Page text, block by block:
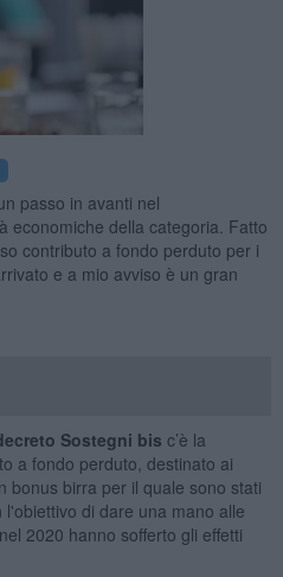
passo in avanti nel
economiche della categoria. Fatto
contributo a fondo perduto per i
e a mio avviso è un gran
Sostegni bis c’è la
a fondo perduto, destinato ai
bonus birra per il quale sono stati
l'obiettivo di dare una mano alle
2020 hanno sofferto gli effetti